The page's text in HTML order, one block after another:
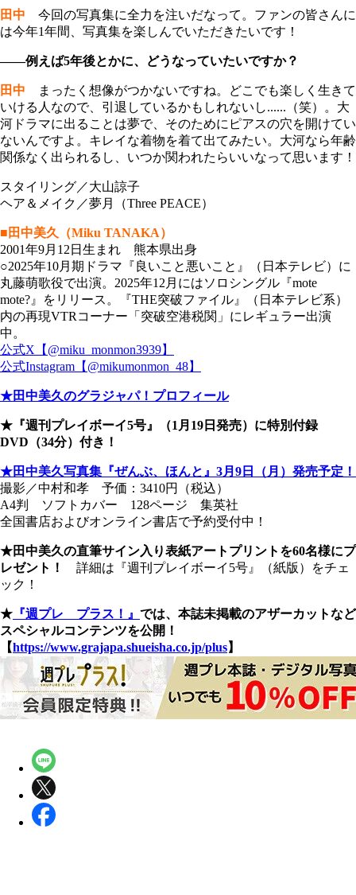
田中 今回の写真集に全力を注いだなって。ファンの皆さんに
は今年1年間、写真集を楽しんでいただきたいです！
――例えば5年後とかに、どうなっていたいですか？
田中 まったく想像がつかないですね。どこでも楽しく生きて
いける人なので、引退しているかもしれないし......（笑）。大
河ドラマに出ることは夢で、そのためにピアスの穴を開けてい
ないんですよ。キレイな着物を着て出てみたい。大河なら年齢
関係なく出られるし、いつか関われたらいいなって思います！
スタイリング／大山諒子
ヘア＆メイク／夢月（Three PEACE）
■田中美久（Miku TANAKA）
2001年9月12日生まれ 熊本県出身
○2025年10月期ドラマ『良いこと悪いこと』（日本テレビ）に
丸藤萌歌役で出演。2025年12月にはソロシングル『mote
mote?』をリリース。『THE突破ファイル』（日本テレビ系）
内の再現VTRコーナー「突破空港税関」にレギュラー出演
中。
公式X【@miku_monmon3939】
公式Instagram【@mikumonmon_48】
★田中美久のグラジャパ！プロフィール
★『週刊プレイボーイ5号』（1月19日発売）に特別付録
DVD（34分）付き！
★田中美久写真集『ぜんぶ、ほんと』3月9日（月）発売予定！
撮影／中村和孝 予価：3410円（税込）
A4判 ソフトカバー 128ページ 集英社
全国書店およびオンライン書店で予約受付中！
★田中美久の直筆サイン入り表紙アートプリントを60名様にプ
レゼント！
詳細は『週刊プレイボーイ5号』（紙版）をチェ
ック！
★ 『週プレ プラス！』 では、本誌未掲載のアザーカットなど
スペシャルコンテンツを公開！
【https://www.grajapa.shueisha.co.jp/plus】